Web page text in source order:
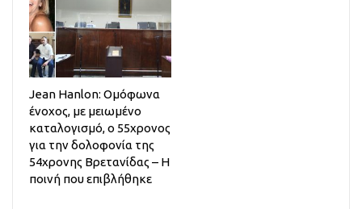
Jean Hanlon: Ομόφωνα
ένοχος, με μειωμένο
καταλογισμό, ο 55χρονος
για την δολοφονία της
54χρονης Βρετανίδας – Η
ποινή που επιβλήθηκε